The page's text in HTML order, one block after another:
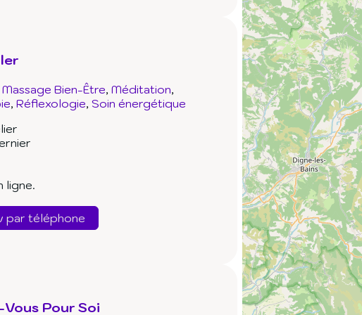
Massage Bien-Être Méditation
Réflexologie Soin énergétique
ligne.
par téléphone
Pour Soi